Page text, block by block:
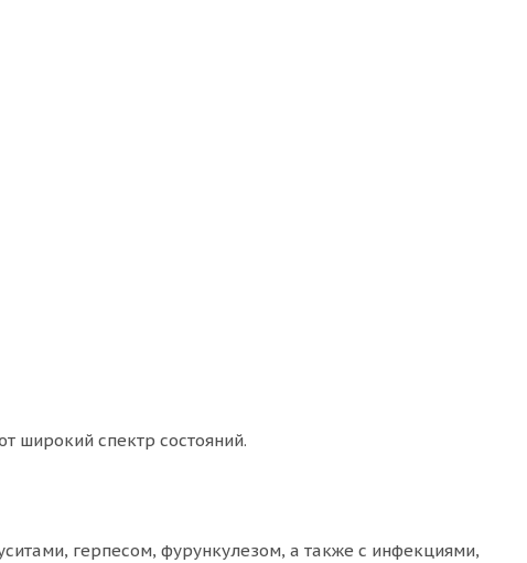
широкий спектр состояний.
герпесом, фурункулезом, а также с инфекциями,